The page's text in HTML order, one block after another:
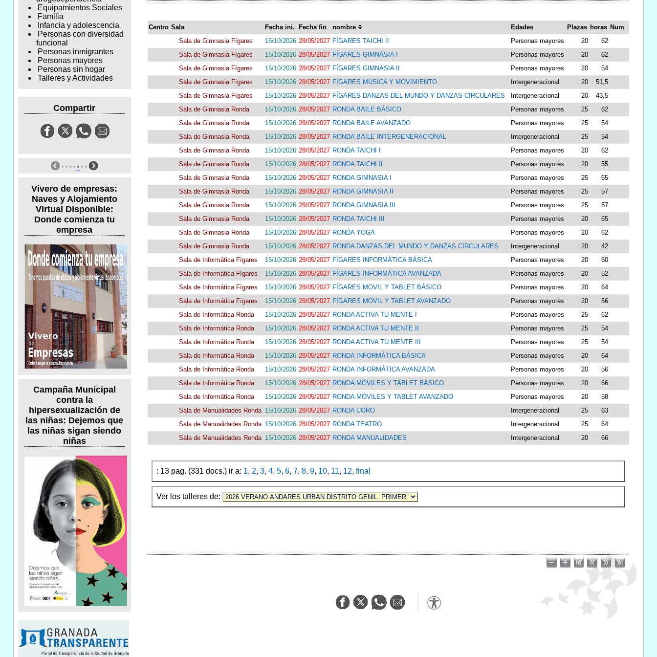
Equipamientos Sociales
Familia
Infancia y adolescencia
Personas con diversidad
funcional
Personas inmigrantes
Personas mayores
Personas sin hogar
Talleres y Actividades
Compartir
Vivero de empresas:
Naves y Alojamiento
Virtual Disponible:
Donde comienza tu
empresa
Campaña Municipal
contra la
hipersexualización de
las niñas: Dejemos que
las niñas sigan siendo
niñas
Centro Sala Fecha ini. Fecha fin nombre Edades Plazas horas Num
Sala de Gimnasia Fígares
15/10/2026 28/05/2027 FÍGARES TAICHI II Personas mayores 20
62
Sala de Gimnasia Fígares
15/10/2026 28/05/2027 FÍGARES GIMNASIA I Personas mayores 20
62
Sala de Gimnasia Fígares
15/10/2026 28/05/2027 FÍGARES GIMNASIA II Personas mayores 20
54
Sala de Gimnasia Fígares
15/10/2026 28/05/2027 FÍGARES MÚSICA Y MOVIMIENTO Intergeneracional 20
51,5
Sala de Gimnasia Fígares
15/10/2026 28/05/2027 FÍGARES DANZAS DEL MUNDO Y DANZAS CIRCULARES Intergeneracional 20
43,5
Sala de Gimnasia Ronda
15/10/2026 28/05/2027 RONDA BAILE BÁSICO Personas mayores 25
62
Sala de Gimnasia Ronda
15/10/2026 28/05/2027 RONDA BAILE AVANZADO Personas mayores 25
54
Sala de Gimnasia Ronda
15/10/2026 28/05/2027 RONDA BAILE INTERGENERACIONAL Intergeneracional 25
54
Sala de Gimnasia Ronda
15/10/2026 28/05/2027 RONDA TAICHI I Personas mayores 20
62
Sala de Gimnasia Ronda
15/10/2026 28/05/2027 RONDA TAICHI II Personas mayores 20
55
Sala de Gimnasia Ronda
15/10/2026 28/05/2027 RONDA GIMNASIA I Personas mayores 25
65
Sala de Gimnasia Ronda
15/10/2026 28/05/2027 RONDA GIMNASIA II Personas mayores 25
57
Sala de Gimnasia Ronda
15/10/2026 28/05/2027 RONDA GIMNASIA III Personas mayores 25
57
Sala de Gimnasia Ronda
15/10/2026 28/05/2027 RONDA TAICHI III Personas mayores 20
65
Sala de Gimnasia Ronda
15/10/2026 28/05/2027 RONDA YOGA Personas mayores 20
62
Sala de Gimnasia Ronda
15/10/2026 28/05/2027 RONDA DANZAS DEL MUNDO Y DANZAS CIRCULARES Intergeneracional 20
42
Sala de Informática Fígares
15/10/2026 28/05/2027 FÍGARES INFORMÁTICA BÁSICA Personas mayores 20
60
Sala de Informática Fígares
15/10/2026 28/05/2027 FÍGARES INFORMÁTICA AVANZADA Personas mayores 20
52
Sala de Informática Fígares
15/10/2026 28/05/2027 FÍGARES MOVIL Y TABLET BÁSICO Personas mayores 20
64
Sala de Informática Fígares
15/10/2026 28/05/2027 FÍGARES MOVIL Y TABLET AVANZADO Personas mayores 20
56
Sala de Informática Ronda
15/10/2026 28/05/2027 RONDA ACTIVA TU MENTE I Personas mayores 25
62
Sala de Informática Ronda
15/10/2026 28/05/2027 RONDA ACTIVA TU MENTE II Personas mayores 25
54
Sala de Informática Ronda
15/10/2026 28/05/2027 RONDA ACTIVA TU MENTE III Personas mayores 25
54
Sala de Informática Ronda
15/10/2026 28/05/2027 RONDA INFORMÁTICA BÁSICA Personas mayores 20
64
Sala de Informática Ronda
15/10/2026 28/05/2027 RONDA INFORMÁTICA AVANZADA Personas mayores 20
56
Sala de Informática Ronda
15/10/2026 28/05/2027 RONDA MÓVILES Y TABLET BÁSICO Personas mayores 20
66
Sala de Informática Ronda
15/10/2026 28/05/2027 RONDA MÓVILES Y TABLET AVANZADO Personas mayores 20
58
Sala de Manualidades Ronda 15/10/2026 28/05/2027 RONDA CORO Intergeneracional 25
63
Sala de Manualidades Ronda 15/10/2026 28/05/2027 RONDA TEATRO Intergeneracional 25
64
Sala de Manualidades Ronda 15/10/2026 28/05/2027 RONDA MANUALIDADES Intergeneracional 20 66
: 13 pag. (331 docs.) ir a: 1, 2, 3, 4, 5, 6, 7, 8, 9, 10, 11, 12, final
Ver los talleres de: